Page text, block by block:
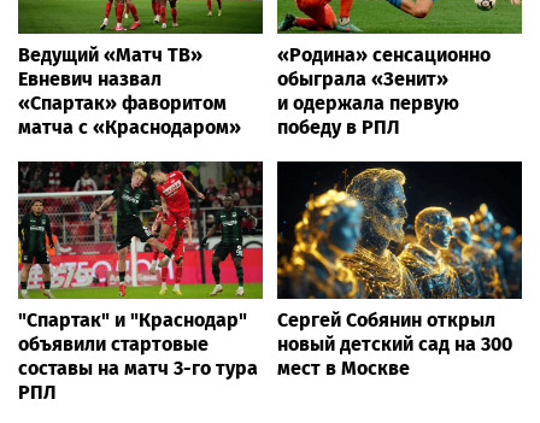
Ведущий «Матч ТВ»
Евневич назвал
«Спартак» фаворитом
матча с «Краснодаром»
«Родина» сенсационно
обыграла «Зенит»
и одержала первую
победу в РПЛ
"Спартак" и "Краснодар"
объявили стартовые
составы на матч 3-го тура
РПЛ
Сергей Собянин открыл
новый детский сад на 300
мест в Москве